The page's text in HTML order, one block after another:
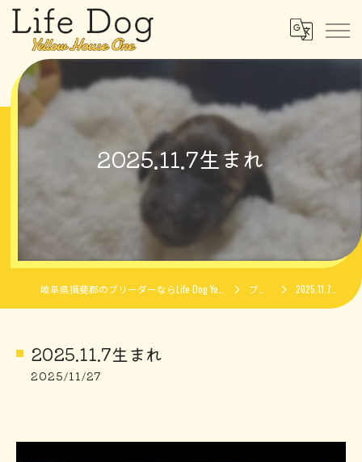
2025.11.7生まれ
ブログ 2025.11.7生まれ
2025.11.7生まれ
2025/11/27